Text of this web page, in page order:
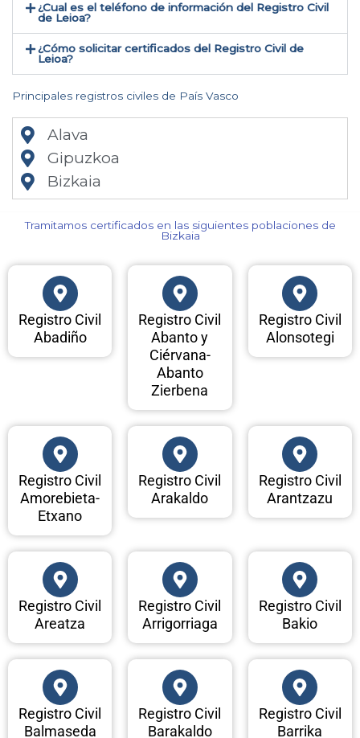
¿Cual es el teléfono de información del Registro Civil
de Leioa​?
¿Cómo solicitar certificados del Registro Civil de
Leioa​?
Principales registros civiles de País Vasco
Alava
Gipuzkoa
Bizkaia
Tramitamos certificados en las siguientes poblaciones de
Bizkaia​
Registro Civil
Abadiño
Registro Civil
Abanto y
Ciérvana-
Abanto
Zierbena
Registro Civil
Alonsotegi
Registro Civil
Amorebieta-
Etxano
Registro Civil
Arakaldo
Registro Civil
Arantzazu
Registro Civil
Areatza
Registro Civil
Arrigorriaga
Registro Civil
Bakio
Registro Civil
Balmaseda
Registro Civil
Barakaldo
Registro Civil
Barrika